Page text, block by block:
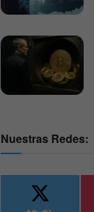
Nuestras Redes: